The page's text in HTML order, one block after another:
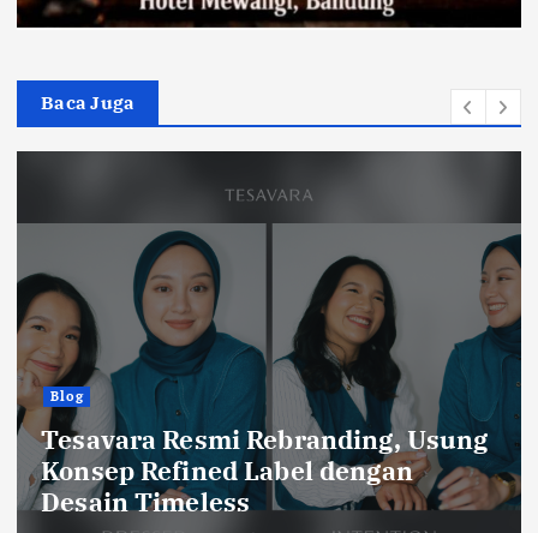
Baca Juga
Olah Raga
Catatan Balad Bobotoh
Persib vs Persebaya, Final Ideal
Piala Presiden 2026